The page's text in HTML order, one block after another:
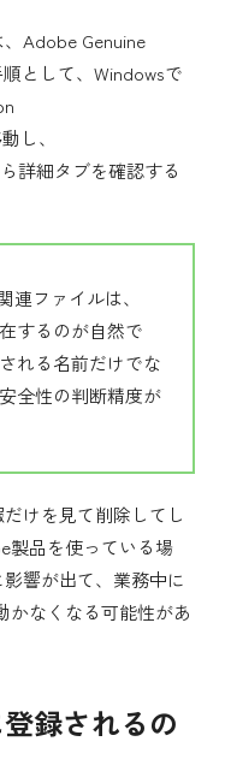
Adobe Genuine
として、Windowsで
し、
詳細タブを確認する
連ファイルは、
するのが自然で
れる名前だけでな
全性の判断精度が
けを見て削除してし
製品を使っている場
響が出て、業務中に
なくなる可能性があ
録されるの